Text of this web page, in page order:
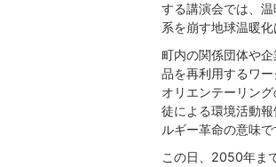
する講演会では、
系を崩す地球温暖
町内の関係団体や
品を再利用するワ
オリエンテーリン
徒による環境活動
ルギー革命の意味で
この日、2050年ま